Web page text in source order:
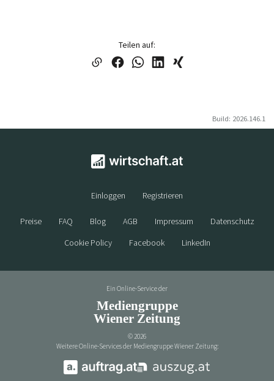
Teilen auf:
Build: 2026.146.1
Einloggen Registrieren
Preise FAQ Blog AGB Impressum
Datenschutz
Cookie Policy
Facebook LinkedIn
Ein Online-Service der
Mediengruppe
Wiener Zeitung
© 2026
Weitere Online-Services der Mediengruppe Wiener Zeitung: